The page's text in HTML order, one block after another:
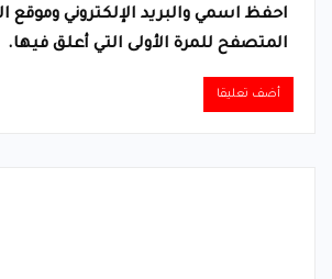
احفظ اسمي والبريد الإلكتروني وموقع
المتصفح للمرة الأولى التي أعلق فيها.